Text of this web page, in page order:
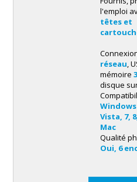
2 rouleaux
l'emploi
têtes et
réseau,
mémoire
disque
Windows
Vista, 7,
Mac
Qualité
Oui, 6